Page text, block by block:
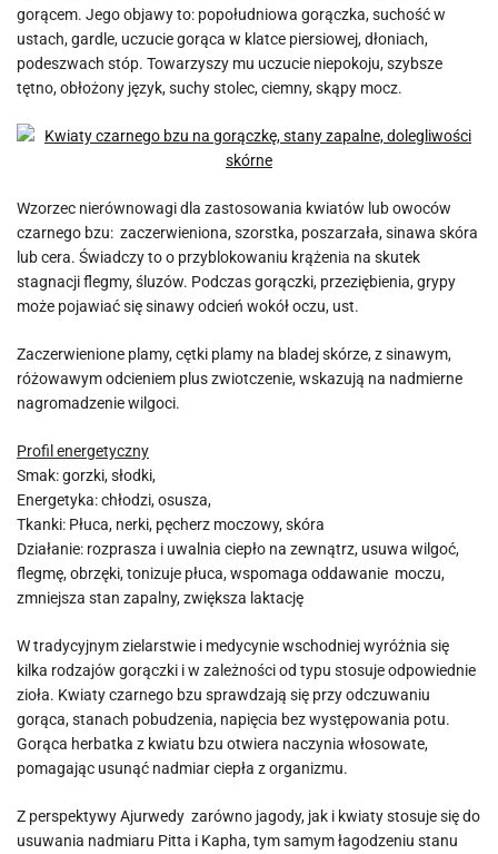
gorącem. Jego objawy to: popołudniowa gorączka, suchość w
ustach, gardle, uczucie gorąca w klatce piersiowej, dłoniach,
podeszwach stóp. Towarzyszy mu uczucie niepokoju, szybsze
tętno, obłożony język, suchy stolec, ciemny, skąpy mocz.
Wzorzec nierównowagi dla zastosowania kwiatów lub owoców
czarnego bzu: zaczerwieniona, szorstka, poszarzała, sinawa skóra
lub cera. Świadczy to o przyblokowaniu krążenia na skutek
stagnacji flegmy, śluzów. Podczas gorączki, przeziębienia, grypy
może pojawiać się sinawy odcień wokół oczu, ust.
Zaczerwienione plamy, cętki plamy na bladej skórze, z sinawym,
różowawym odcieniem plus zwiotczenie, wskazują na nadmierne
nagromadzenie wilgoci.
Profil energetyczny
Smak: gorzki, słodki,
Energetyka: chłodzi, osusza,
Tkanki: Płuca, nerki, pęcherz moczowy, skóra
Działanie: rozprasza i uwalnia ciepło na zewnątrz, usuwa wilgoć,
flegmę, obrzęki, tonizuje płuca, wspomaga oddawanie moczu,
zmniejsza stan zapalny, zwiększa laktację
W tradycyjnym zielarstwie i medycynie wschodniej wyróżnia się
kilka rodzajów gorączki i w zależności od typu stosuje odpowiednie
zioła. Kwiaty czarnego bzu sprawdzają się przy odczuwaniu
gorąca, stanach pobudzenia, napięcia bez występowania potu.
Gorąca herbatka z kwiatu bzu otwiera naczynia włosowate,
pomagając usunąć nadmiar ciepła z organizmu.
Z perspektywy Ajurwedy zarówno jagody, jak i kwiaty stosuje się do
usuwania nadmiaru Pitta i Kapha, tym samym łagodzeniu stanu